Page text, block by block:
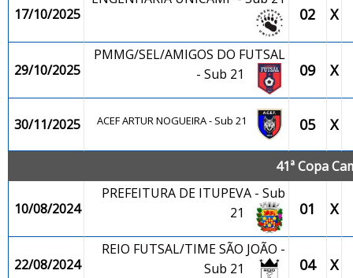
17/10/2025 02 X
29/10/2025
PMMG/SEL/AMIGOS DO FUTSAL
- Sub 21
09 X
30/11/2025 ACEF ARTUR NOGUEIRA - Sub 21 05 X
41ª Copa
10/08/2024
PREFEITURA DE ITUPEVA - Sub
21
01 X
22/08/2024
REIO FUTSAL/TIME SÃO JOÃO -
Sub 21
04 X